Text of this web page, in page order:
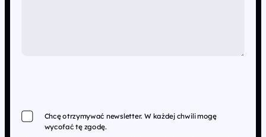
Chcę otrzymywać newsletter. W każdej chwili mogę
wycofać tę zgodę.